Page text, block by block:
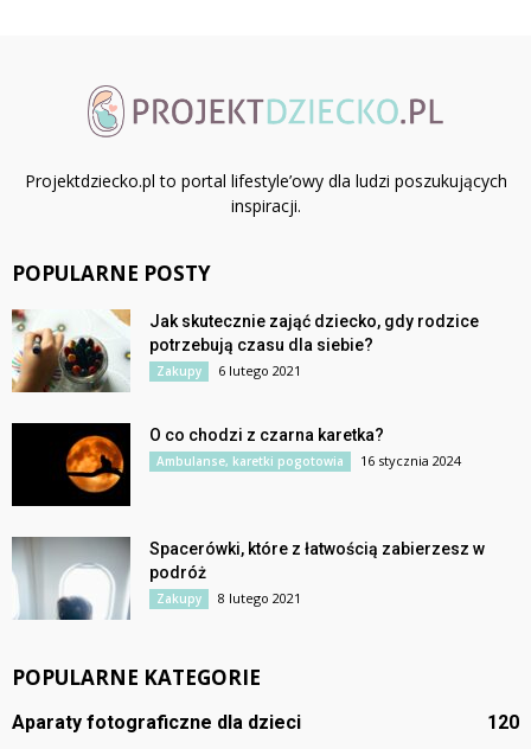
Projektdziecko.pl to portal lifestyle’owy dla ludzi poszukujących
inspiracji.
POPULARNE POSTY
Jak skutecznie zająć dziecko, gdy rodzice
potrzebują czasu dla siebie?
Zakupy 6 lutego 2021
O co chodzi z czarna karetka?
Ambulanse, karetki pogotowia 16 stycznia 2024
Spacerówki, które z łatwością zabierzesz w
podróż
Zakupy 8 lutego 2021
POPULARNE KATEGORIE
Aparaty fotograficzne dla dzieci
120